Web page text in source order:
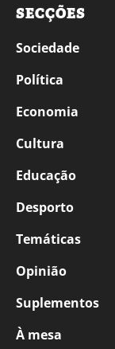
SECÇÕES
Sociedade
Política
Economia
Cultura
Educação
Desporto
Temáticas
Opinião
Suplementos
À mesa